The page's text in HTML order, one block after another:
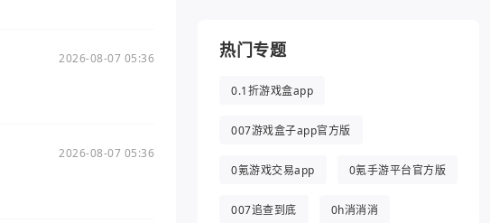
2026-08-07 05:36
2026-08-07 05:36
热门专题
0.1折游戏盒app
007游戏盒子app官方版
0氪游戏交易app 0氪手游平台官方版
007追查到底 0h消消消